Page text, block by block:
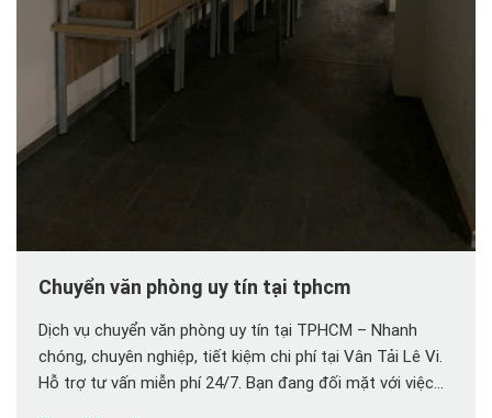
Chuyển văn phòng uy tín tại tphcm
Dịch vụ chuyển văn phòng uy tín tại TPHCM – Nhanh
chóng, chuyên nghiệp, tiết kiệm chi phí tại Vân Tải Lê Vi.
Hỗ trợ tư vấn miễn phí 24/7. Bạn đang đối mặt với việc